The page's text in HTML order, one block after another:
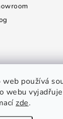
web používá
webu
zde.
Copyright 2026